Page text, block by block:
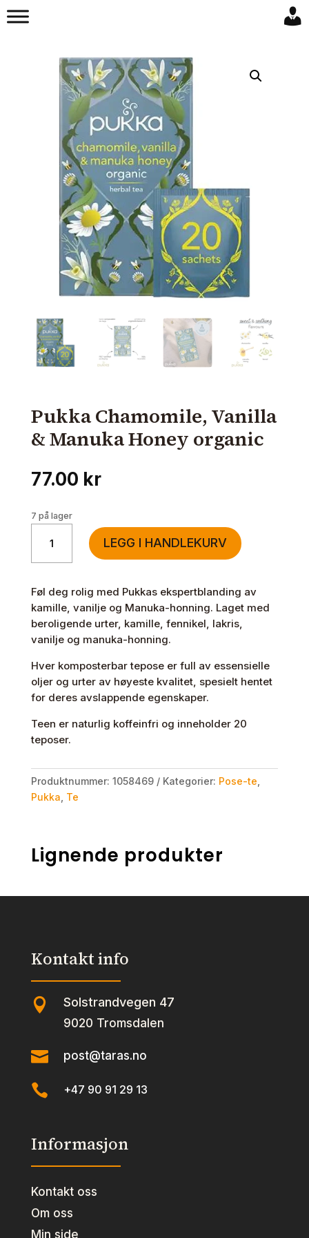
Pukka Chamomile, Vanilla
& Manuka Honey organic
77.00 kr
7 på lager
Chamomile,
Vanilla
Manuka
Honey
organic
antall
LEGG I HANDLEKURV
Føl deg rolig med Pukkas ekspertblanding av
kamille, vanilje og Manuka-honning. Laget med
beroligende urter, kamille, fennikel, lakris,
vanilje og manuka-honning.
Hver komposterbar tepose er full av essensielle
oljer og urter av høyeste kvalitet, spesielt hentet
for deres avslappende egenskaper.
Teen er naturlig koffeinfri og inneholder 20
teposer.
Produktnummer: 1058469 Kategorier: Pose-te
Pukka Te
Lignende produkter
Kontakt info
 Solstrandvegen 47
9020 Tromsdalen
 post@taras.no
 +47 90 91 29 13
Informasjon
Kontakt oss
Om oss
Min side